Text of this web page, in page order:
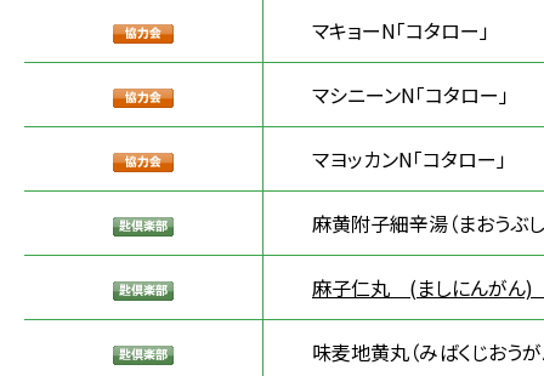
マキョーN「コタロー」
マシニーンN「コタロー」
マヨッカンN「コタロー」
麻黄附子細辛湯（まおうぶ
麻子仁丸 (ましにんがん)
味麦地黄丸（みばくじおう